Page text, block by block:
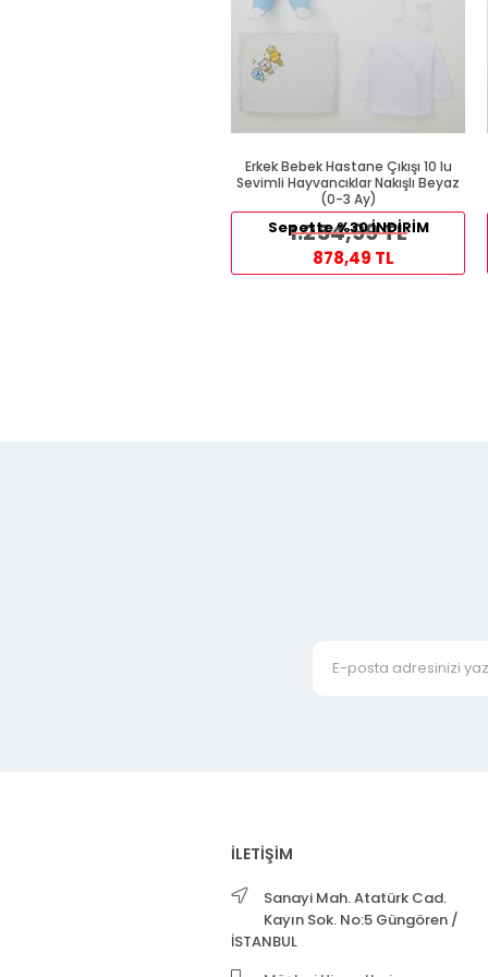
Erkek Bebek Hastane Çıkışı 10 lu
Sevimli Hayvancıklar Nakışlı Beyaz
(0-3 Ay)
1.254,99 TL
Sepette %30 İNDİRİM
878,49 TL
İLETİŞİM
Sanayi Mah. Atatürk Cad.
Kayın Sok. No:5 Güngören /
İSTANBUL